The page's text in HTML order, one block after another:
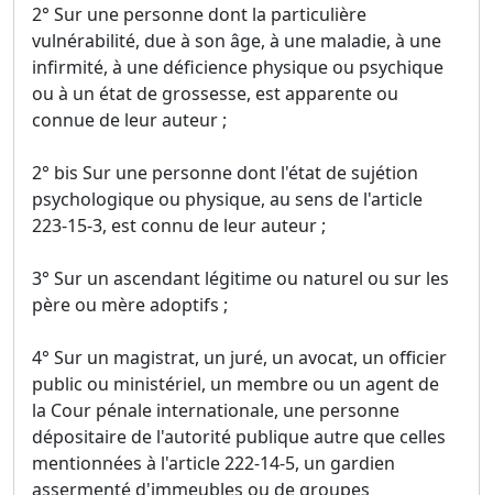
2° Sur une personne dont la particulière
vulnérabilité, due à son âge, à une maladie, à une
infirmité, à une déficience physique ou psychique
ou à un état de grossesse, est apparente ou
connue de leur auteur ;
2° bis Sur une personne dont l'état de sujétion
psychologique ou physique, au sens de l'article
223-15-3, est connu de leur auteur ;
3° Sur un ascendant légitime ou naturel ou sur les
père ou mère adoptifs ;
4° Sur un magistrat, un juré, un avocat, un officier
public ou ministériel, un membre ou un agent de
la Cour pénale internationale, une personne
dépositaire de l'autorité publique autre que celles
mentionnées à l'article 222-14-5, un gardien
assermenté d'immeubles ou de groupes